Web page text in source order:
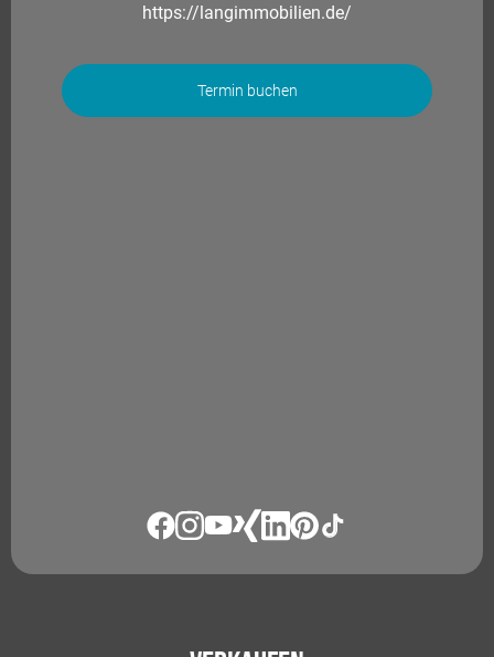
https://langimmobilien.de/
Termin buchen